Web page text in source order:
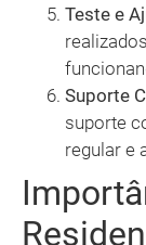
Teste e
Suporte
suporte
regular e